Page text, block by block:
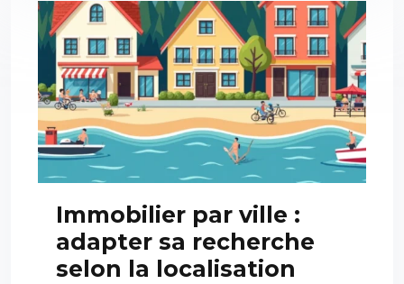
Immobilier par ville :
adapter sa recherche
selon la localisation